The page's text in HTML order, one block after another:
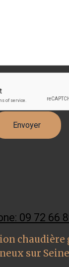
09 72 66
chaudière
sur Seine